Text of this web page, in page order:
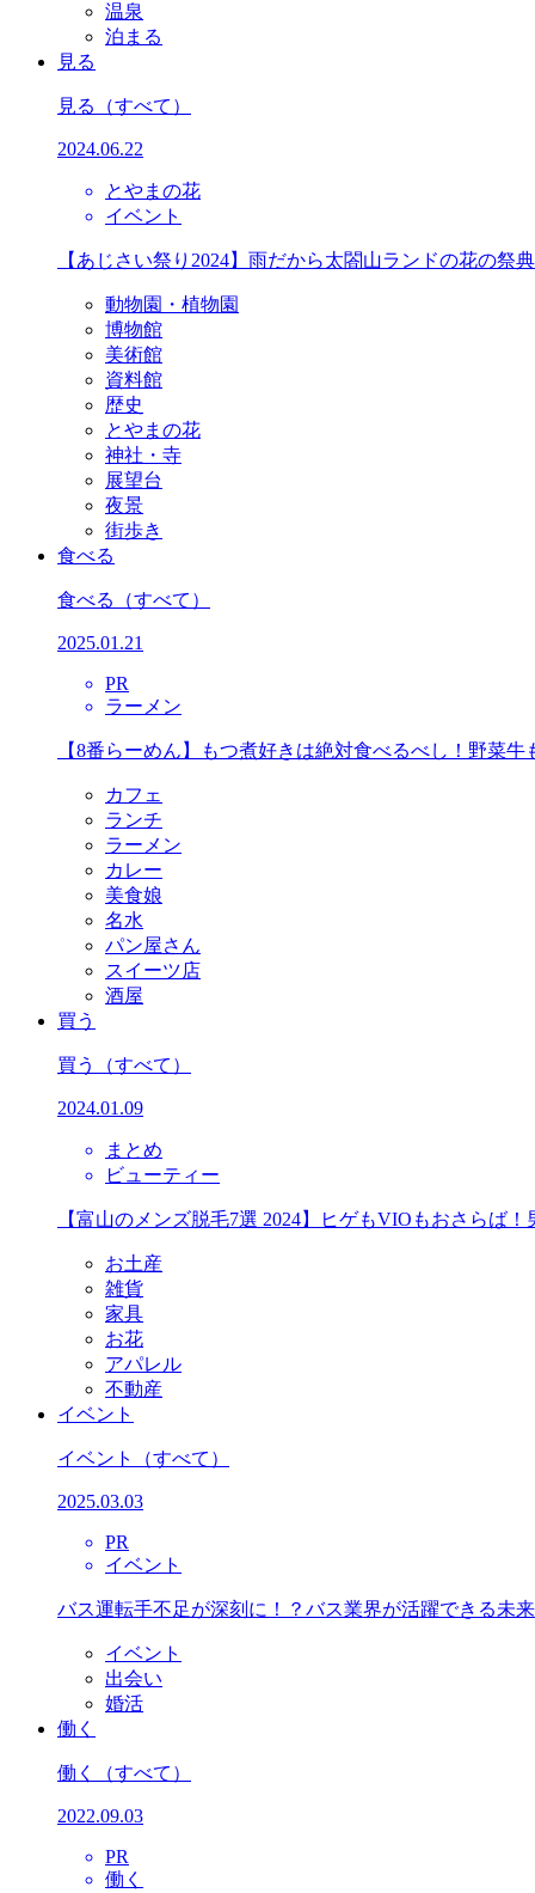
温泉
泊まる
見る
見る （すべて）
2024.06.22
とやまの花
イベント
【あじさい祭り2024】雨だから太閤山ランドの花の祭
動物園・植物園
博物館
美術館
資料館
歴史
とやまの花
神社・寺
展望台
夜景
街歩き
食べる
食べる （すべて）
2025.01.21
PR
ラーメン
【8番らーめん】もつ煮好きは絶対食べるべし！野菜
カフェ
ランチ
ラーメン
カレー
美食娘
名水
パン屋さん
スイーツ店
酒屋
買う
買う （すべて）
2024.01.09
まとめ
ビューティー
【富山のメンズ脱毛7選 2024】ヒゲもVIOもおさらば
お土産
雑貨
家具
お花
アパレル
不動産
イベント
イベント （すべて）
2025.03.03
PR
イベント
バス運転手不足が深刻に！？バス業界が活躍できる未
イベント
出会い
婚活
働く
働く （すべて）
2022.09.03
PR
働く